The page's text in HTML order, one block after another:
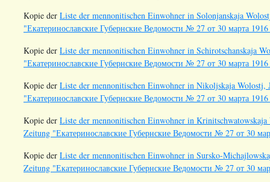
Kopie der Liste der mennonitischen Einwohner in Solonjanskaja
"Екатеринославские Губернские Ведомости № 27 от 30 марта
Kopie der Liste der mennonitischen Einwohner in Schirotschanskaja
"Екатеринославские Губернские Ведомости № 27 от 30 марта
Kopie der Liste der mennonitischen Einwohner in Nikoljskaja
"Екатеринославские Губернские Ведомости № 27 от 30 марта
Kopie der Liste der mennonitischen Einwohner in
Zeitung "Екатеринославские Губернские Ведомости № 27 от 30
Kopie der Liste der mennonitischen Einwohner in Sursko-
Zeitung "Екатеринославские Губернские Ведомости № 27 от 30